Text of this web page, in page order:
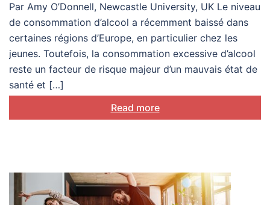
points de vue des deux
côtés de la table de
consultation
Par Amy O’Donnell, Newcastle University, UK Le niveau
de consommation d’alcool a récemment baissé dans
certaines régions d’Europe, en particulier chez les
jeunes. Toutefois, la consommation excessive d’alcool
reste un facteur de risque majeur d’un mauvais état de
santé et […]
Read more